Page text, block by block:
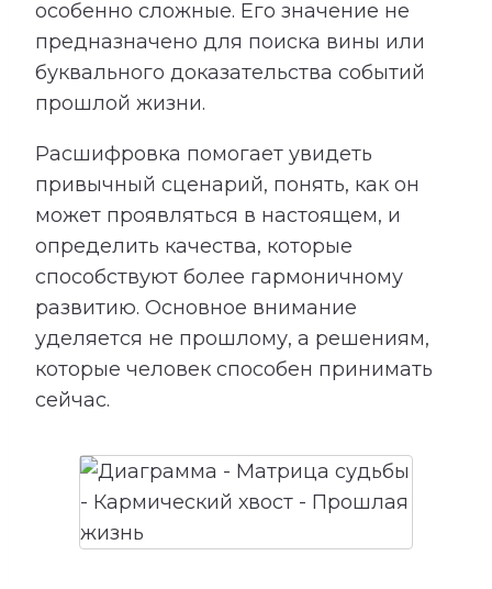
особенно сложные. Его значение не
предназначено для поиска вины или
буквального доказательства событий
прошлой жизни.
Расшифровка помогает увидеть
привычный сценарий, понять, как он
может проявляться в настоящем, и
определить качества, которые
способствуют более гармоничному
развитию. Основное внимание
уделяется не прошлому, а решениям,
которые человек способен принимать
сейчас.